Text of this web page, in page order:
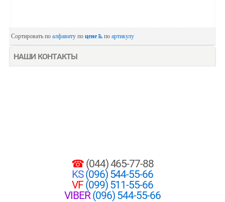
Сортировать поалфавиту поцене поартикулу
НАШИ КОНТАКТЫ
☎(044) 465-77-88
KS(096) 544-55-66
VF(099) 511-55-66
VIBER(096) 544-55-66